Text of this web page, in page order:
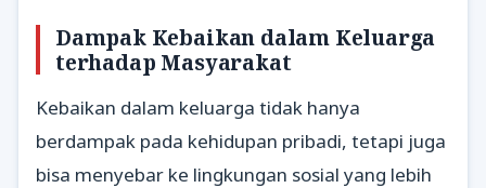
Dampak Kebaikan dalam Keluarga
terhadap Masyarakat
Kebaikan dalam keluarga tidak hanya
berdampak pada kehidupan pribadi, tetapi juga
bisa menyebar ke lingkungan sosial yang lebih